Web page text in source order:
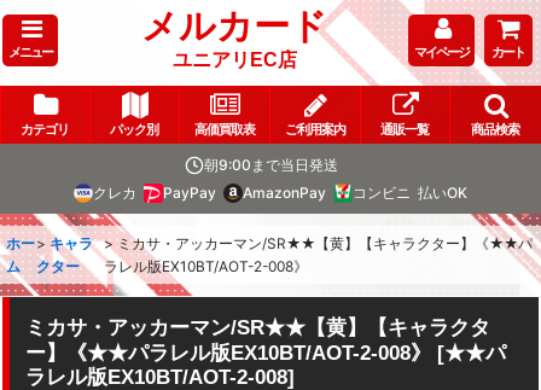
メニュー
メルカード
ユニアリEC店 マイページ カート
カテゴリ パック別 高価買取表 ご利用案内 通販一覧 商品検索
朝9:00まで当日発送
クレカ
PayPay AmazonPay コンビニ 払いOK
ホー
ム
> キャラ
クター
> ミカサ・アッカーマン/SR★★【黄】【キャラクター】《★★パ
ラレル版EX10BT/AOT-2-008》
ミカサ・アッカーマン/SR★★【黄】【キャラクタ
ー】《★★パラレル版EX10BT/AOT-2-008》
[★★パ
ラレル版EX10BT/AOT-2-008]